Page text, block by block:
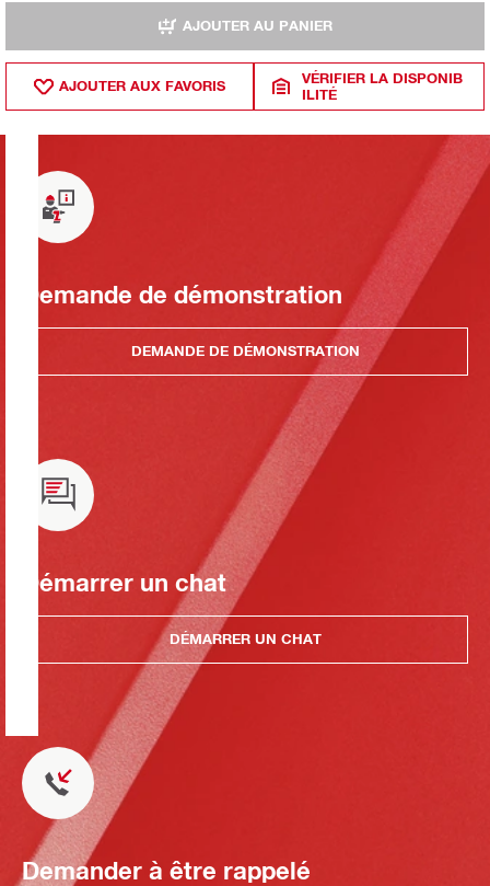
AJOUTER AU PANIER
AJOUTER AUX FAVORIS
VÉRIFIER LA DISPONIB
ILITÉ
Demande de démonstration
DEMANDE DE DÉMONSTRATION
Démarrer un chat
DÉMARRER UN CHAT
Demander à être rappelé